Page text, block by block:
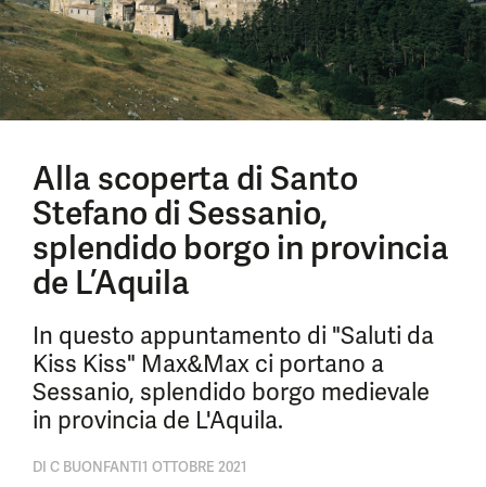
Alla scoperta di Santo
Stefano di Sessanio,
splendido borgo in provincia
de L’Aquila
In questo appuntamento di "Saluti da
Kiss Kiss" Max&Max ci portano a
Sessanio, splendido borgo medievale
in provincia de L'Aquila.
DI C BUONFANTI1 OTTOBRE 2021